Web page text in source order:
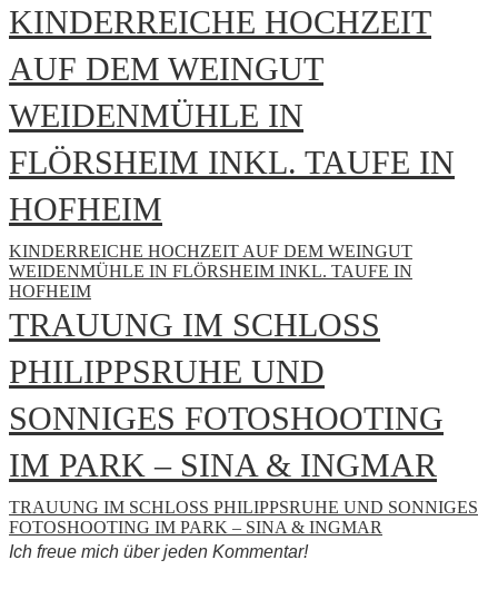
KINDERREICHE HOCHZEIT
AUF DEM WEINGUT
WEIDENMÜHLE IN
FLÖRSHEIM INKL. TAUFE IN
HOFHEIM
KINDERREICHE HOCHZEIT AUF DEM WEINGUT
WEIDENMÜHLE IN FLÖRSHEIM INKL. TAUFE IN
HOFHEIM
TRAUUNG IM SCHLOSS
PHILIPPSRUHE UND
SONNIGES FOTOSHOOTING
IM PARK – SINA & INGMAR
TRAUUNG IM SCHLOSS PHILIPPSRUHE UND SONNIGES
FOTOSHOOTING IM PARK – SINA & INGMAR
Ich freue mich über jeden Kommentar!